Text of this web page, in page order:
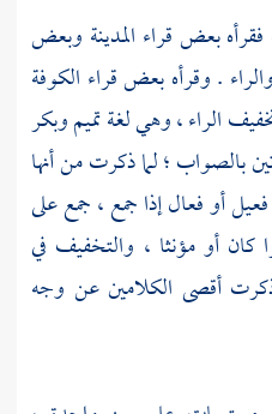
بعض قراء المدينة وبعض
. وقرأه بعض قراء الكوفة
الراء ، وهي لغة تميم وبكر
بالصواب ؛ لما ذكرت من أنها
أو فعال إذا جمع ، جمع على
كان أو مؤنثا ، والتخفيف في
أقصى الكلامين عن وجه